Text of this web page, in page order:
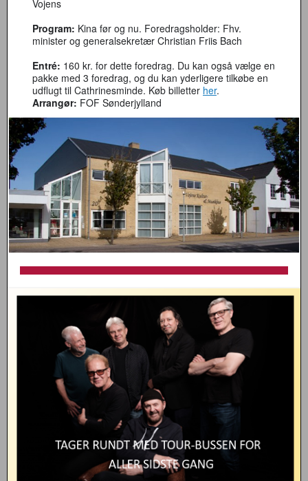
Vojens
Program: Kina før og nu. Foredragsholder: Fhv.
minister og generalsekretær Christian Friis Bach
Entré: 160 kr. for dette foredrag. Du kan også vælge en
pakke med 3 foredrag, og du kan yderligere tilkøbe en
udflugt til Cathrinesminde. Køb billetter her.
Arrangør: FOF Sønderjylland